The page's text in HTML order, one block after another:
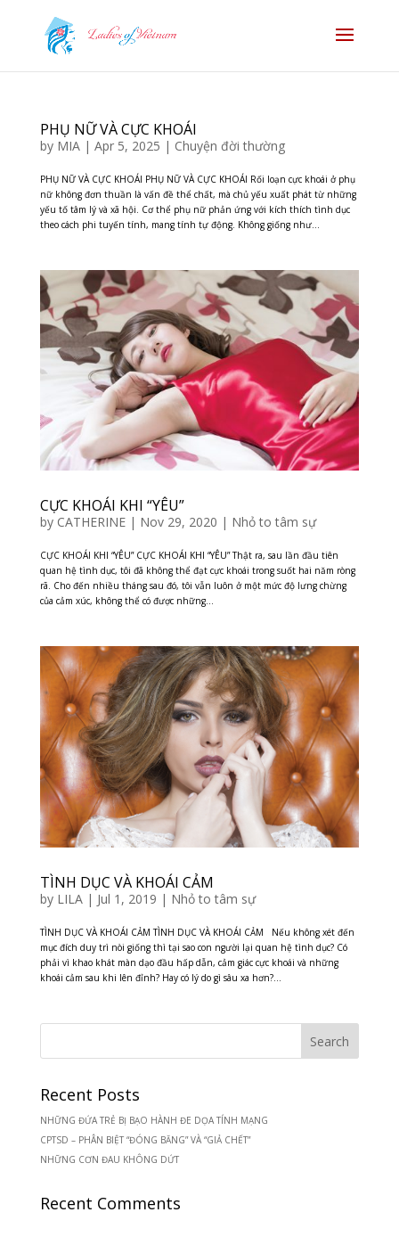
PHỤ NỮ VÀ CỰC KHOÁI
by MIA| Apr 5, 2025 | Chuyện đời thường
PHỤ NỮ VÀ CỰC KHOÁI PHỤ NỮ VÀ CỰC KHOÁI Rối loạn cực khoái ở phụ
nữ không đơn thuần là vấn đề thể chất, mà chủ yếu xuất phát từ những
yếu tố tâm lý và xã hội. Cơ thể phụ nữ phản ứng với kích thích tình dục
theo cách phi tuyến tính, mang tính tự động. Không giống như...
CỰC KHOÁI KHI “YÊU”
by CATHERINE| Nov 29, 2020 | Nhỏ to tâm sự
CỰC KHOÁI KHI “YÊU” CỰC KHOÁI KHI “YÊU” Thật ra, sau lần đầu tiên
quan hệ tình dục, tôi đã không thể đạt cực khoái trong suốt hai năm ròng
rã. Cho đến nhiều tháng sau đó, tôi vẫn luôn ở một mức độ lưng chừng
của cảm xúc, không thể có được những...
TÌNH DỤC VÀ KHOÁI CẢM
by LILA| Jul 1, 2019 | Nhỏ to tâm sự
TÌNH DỤC VÀ KHOÁI CẢM TÌNH DỤC VÀ KHOÁI CẢM Nếu không xét đến
mục đích duy trì nòi giống thì tại sao con người lại quan hệ tình dục? Có
phải vì khao khát màn dạo đầu hấp dẫn, cảm giác cực khoái và những
khoái cảm sau khi lên đỉnh? Hay có lý do gì sâu xa hơn?...
Recent Posts
NHỮNG ĐỨA TRẺ BỊ BẠO HÀNH ĐE DỌA TÍNH MẠNG
CPTSD – PHÂN BIỆT “ĐÓNG BĂNG” VÀ “GIẢ CHẾT”
NHỮNG CƠN ĐAU KHÔNG DỨT
Recent Comments